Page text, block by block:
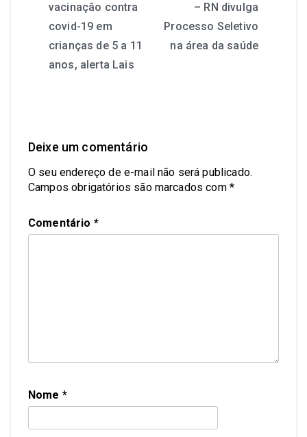
vacinação contra
covid-19 em
crianças de 5 a 11
anos, alerta Lais
– RN divulga
Processo Seletivo
na área da saúde
Deixe um comentário
O seu endereço de e-mail não será publicado.
Campos obrigatórios são marcados com *
Comentário *
Nome *